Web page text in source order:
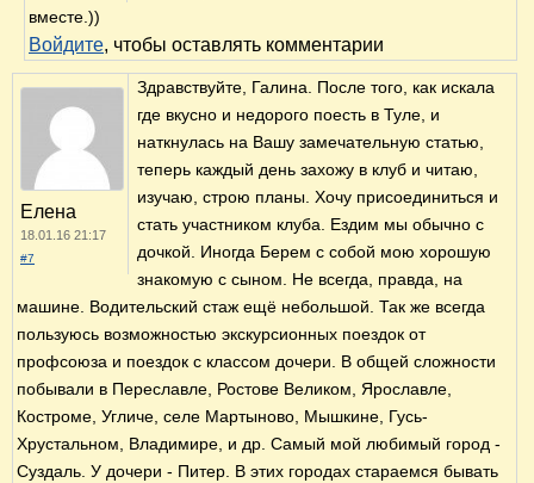
вместе.))
Войдите, чтобы оставлять комментарии
Елена
18.01.16 21:17
#7
Здравствуйте, Галина. После того, как искала
где вкусно и недорого поесть в Туле, и
наткнулась на Вашу замечательную статью,
теперь каждый день захожу в клуб и читаю,
изучаю, строю планы. Хочу присоединиться и
стать участником клуба. Ездим мы обычно с
дочкой. Иногда Берем с собой мою хорошую
знакомую с сыном. Не всегда, правда, на
машине. Водительский стаж ещё небольшой. Так же всегда
пользуюсь возможностью экскурсионных поездок от
профсоюза и поездок с классом дочери. В общей сложности
побывали в Переславле, Ростове Великом, Ярославле,
Костроме, Угличе, селе Мартыново, Мышкине, Гусь-
Хрустальном, Владимире, и др. Самый мой любимый город -
Суздаль. У дочери - Питер. В этих городах стараемся бывать